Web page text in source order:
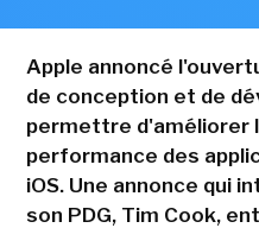
Apple annoncé
de conception et de
permettre d'améliorer
performance des
iOS. Une annonce qui
son PDG, Tim Cook,